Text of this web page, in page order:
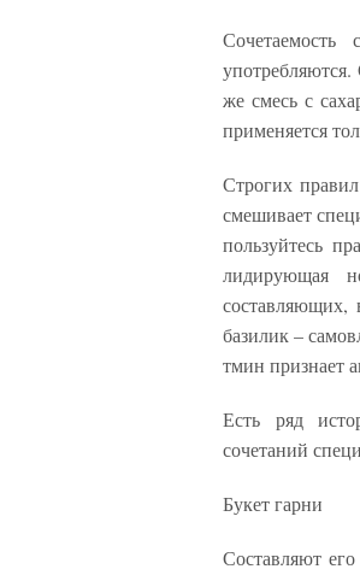
же смесь с
применяется
Строгих
смешивает
пользуйтесь
лидирующая
базилик –
тмин признает
Есть ряд
сочетаний
Букет гарни
Составляют